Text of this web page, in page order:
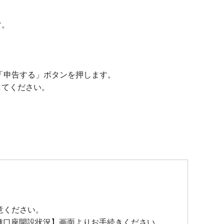
告する」ボタンを押します。
ください。
ださい。
座開設状況】画面よりお手続きください。